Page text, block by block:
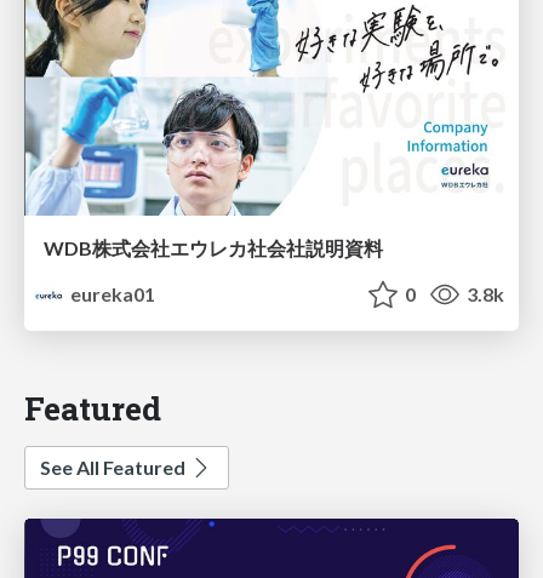
WDB株式会社エウレカ社会社説明資料
eureka01
0 3.8k
Featured
See All Featured